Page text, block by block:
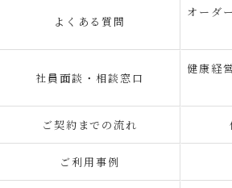
よくある質問
オーダ
社員面談・相談窓口
健康経
ご契約までの流れ
ご利用事例